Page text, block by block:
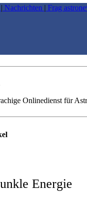
| Nachrichten | Frag
Onlinedienst für
Energie